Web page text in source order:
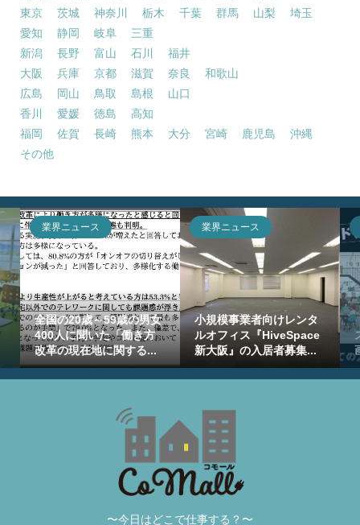
東京
茨城 神奈川 栃木 千葉 群馬 山梨
埼玉
愛知
静岡 岐阜
三重
新潟
長野 富山 石川
福井
大阪
兵庫 京都 滋賀 奈良
和歌山
広島
岡山 鳥取 島根
山口
香川
愛媛 徳島
高知
福岡
佐賀 長崎 熊本 大分 宮崎 鹿児島
沖縄
その他
業界ニュース
全国の20歳～59歳の男女
400人に聞いた「働き方
改革の現在地に関する...
業界ニュース
小規模事業者向けレンタ
ルオフィス『HiveSpace
新大阪』の入居者募集...
〜今日はどこで仕事する？〜